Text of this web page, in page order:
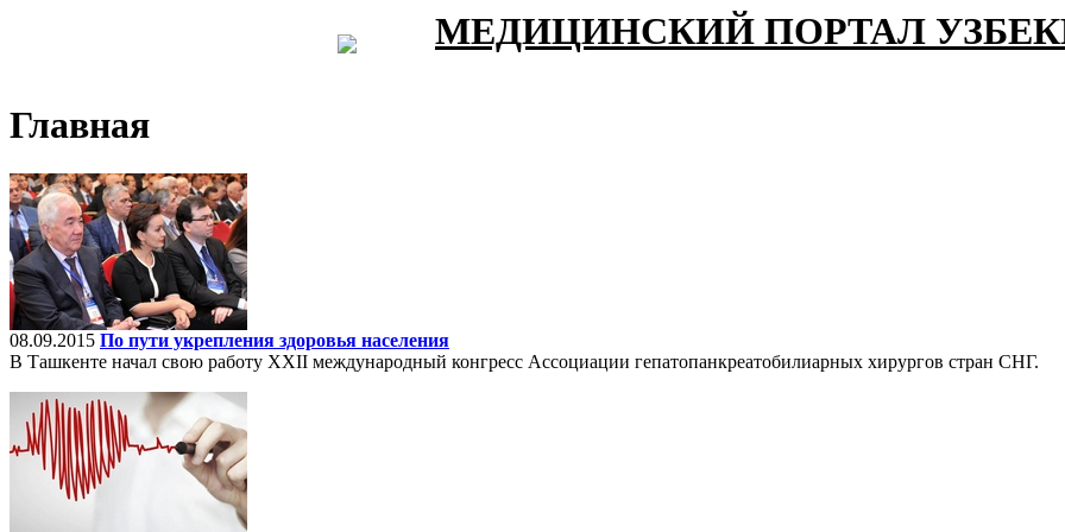
МЕДИЦИНСКИЙ ПОРТАЛ
Главная
08.09.2015 По пути укрепления здоровья населения
В Ташкенте начал свою работу XXII международный конгресс Ассоциации гепатопанкреатобилиарных хирургов стран СНГ.